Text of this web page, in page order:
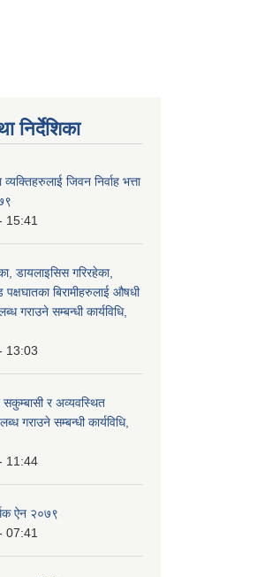
निर्देशिका
जिवन निर्वाह भत्ता
15:41
डायलाइसिस गरिरहेका,
पक्षघातका बिरामीहरुलाई औषधी
गराउने सम्बन्धी कार्यविधि,
13:03
सकुम्बासी र अव्यवस्थित
गराउने सम्बन्धी कार्यविधि,
11:44
ऐन २०७९
07:41